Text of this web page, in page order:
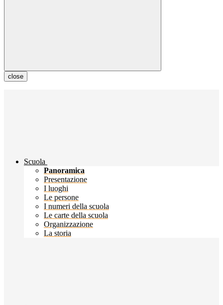
close
Scuola
Panoramica
Presentazione
I luoghi
Le persone
I numeri della scuola
Le carte della scuola
Organizzazione
La storia